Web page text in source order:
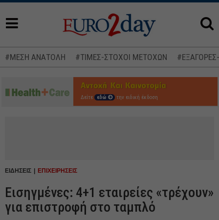
#ΜΕΣΗ ΑΝΑΤΟΛΗ #ΤΙΜΕΣ-ΣΤΟΧΟΙ ΜΕΤΟΧΩΝ
Δείτε εδώ την ειδική έκδοση
ΕΙΔΗΣΕΙΣ ΕΠΙΧΕΙΡΗΣΕΙΣ
Εισηγμένες: 4+1 εταιρείες «τρέχουν»
για επιστροφή στο ταμπλό